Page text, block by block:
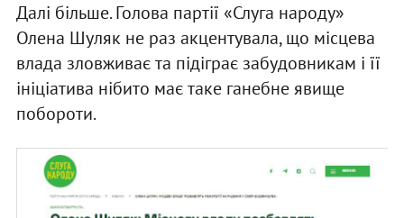
Далі більше. Голова партії «Слуга народу»
Олена Шуляк не раз акцентувала, що місцева
влада зловживає та підіграє забудовникам і її
ініціатива нібито має таке ганебне явище
побороти.